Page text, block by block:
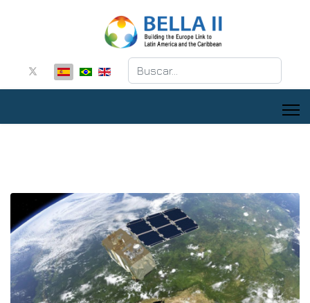
Buscar